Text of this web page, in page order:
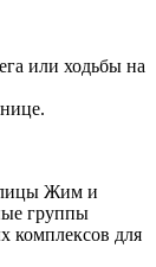
или ходьбы на
Жим и
группы
комплексов для